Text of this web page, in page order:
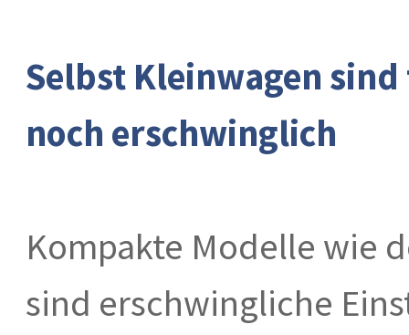
Selbst Kleinwagen
noch erschwinglich
Kompakte Modelle wie
sind erschwingliche